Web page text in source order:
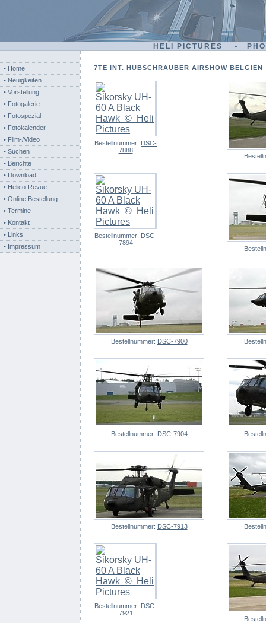
HELI PICTURES •
• Home
• Neuigkeiten
• Vorstellung
• Fotogalerie
• Fotospezial
• Fotokalender
• Film-/Video
• Suchen
• Berichte
• Download
• Helico-Revue
• Online Bestellung
• Termine
• Kontakt
• Links
• Impressum
7TE INT. HUBSCHRAUBER AIRSHOW
Bestellnummer: DSC-
7888
Bestellnummer: DSC-
7894
Bestellnummer: DSC-7900
Bestellnummer: DSC-7904
Bestellnummer: DSC-7913
Bestellnummer: DSC-
7921